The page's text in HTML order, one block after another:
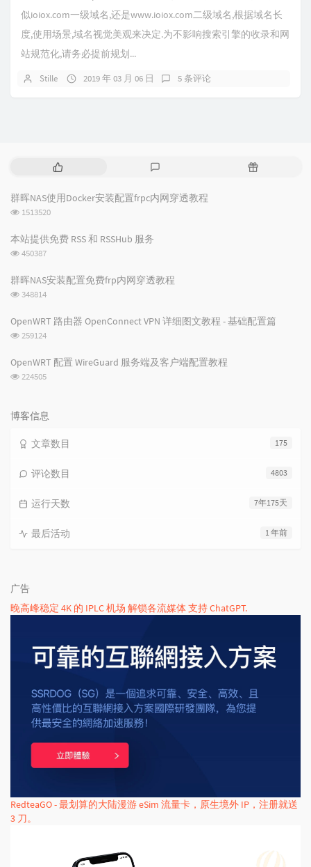
似ioiox.com一级域名,还是www.ioiox.com二级域名,根据域名长
度,使用场景,域名视觉美观来决定.为不影响搜索引擎的收录和网
站规范化,请务必提前规划...
Stille 2019 年 03 月 06 日 5 条评论
热
文
章
评
论
随
群晖NAS使用Docker安装配置frpc内网穿透教程
浏
次
数:
1513520
本站提供免费 RSS 和 RSSHub 服务
浏
次
数:
450387
群晖NAS安装配置免费frp内网穿透教程
浏
次
348814
OpenWRT 路由器 OpenConnect VPN 详细图文教程 - 基础配置篇
浏
次
259124
OpenWRT 配置 WireGuard 服务端及客户端配置教程
浏
数:
224505
博客信息
175
文章数目
4803
评论数目
7年175天
运行天数
1 年前
最后活动
广告
晚高峰稳定 4K 的 IPLC 机场 解锁各流媒体 支持 ChatGPT.
RedteaGO - 最划算的大陆漫游 eSim 流量卡，原生境外 IP，注册就送
3 刀。